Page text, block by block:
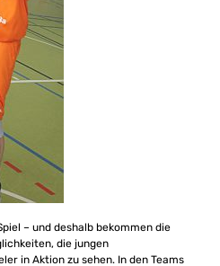
– und deshalb bekommen die
die jungen
in Aktion zu sehen. In den Teams